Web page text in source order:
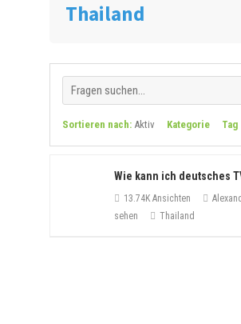
Thailand
Sortieren nach: Aktiv Kategorie Tag
Wie kann ich deutsches
13.74K Ansichten
sehen
Thailand